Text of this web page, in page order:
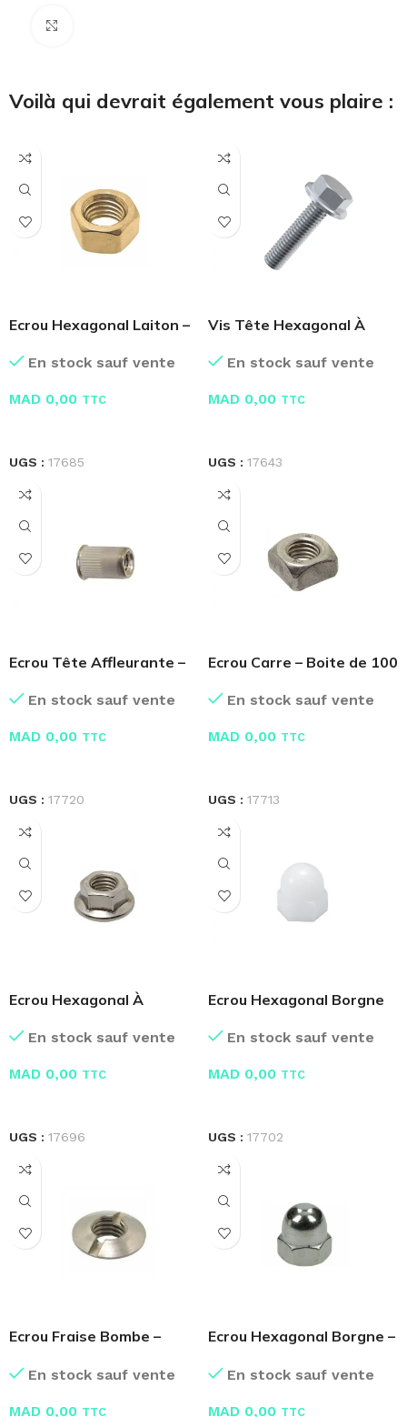
Voilà qui devrait également vous plaire :
Ecrou Hexagonal Laiton –
En stock sauf vente
MAD 0,00 TTC
UGS : 17685
Vis Tête Hexagonal À
En stock sauf vente
MAD 0,00 TTC
UGS : 17643
Ecrou Tête Affleurante –
En stock sauf vente
MAD 0,00 TTC
UGS : 17720
Ecrou Carre – Boite de 100
En stock sauf vente
MAD 0,00 TTC
UGS : 17713
Ecrou Hexagonal À
En stock sauf vente
MAD 0,00 TTC
UGS : 17696
Ecrou Hexagonal Borgne
En stock sauf vente
MAD 0,00 TTC
UGS : 17702
Ecrou Fraise Bombe –
En stock sauf vente
MAD 0,00 TTC
Ecrou Hexagonal Borgne –
En stock sauf vente
MAD 0,00 TTC